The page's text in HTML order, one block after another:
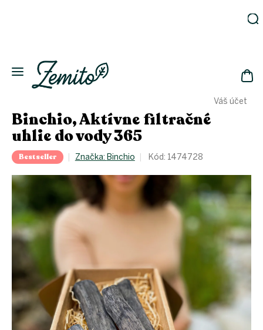
Váš účet
Ekodomácnosť
Ekologická
Kozmetika
Fľaše
Zachráň
a ušetri
Novinky
Eko
fľaše
Starostlivosť
o telo
proEXPORT_sk
Eko
domácnosť
Čo má
teraz
zelenú
Binchio, Aktívne filtračné
uhlie do vody 365
Bestseller Značka: Binchio Kód: 1474728